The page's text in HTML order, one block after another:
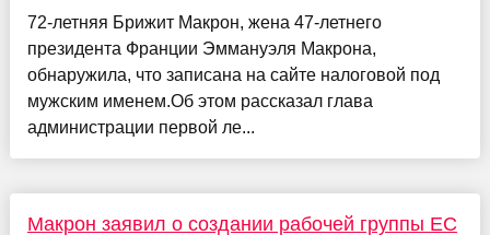
72-летняя Брижит Макрон, жена 47-летнего
президента Франции Эммануэля Макрона,
обнаружила, что записана на сайте налоговой под
мужским именем.Об этом рассказал глава
администрации первой ле...
Макрон заявил о создании рабочей группы ЕС